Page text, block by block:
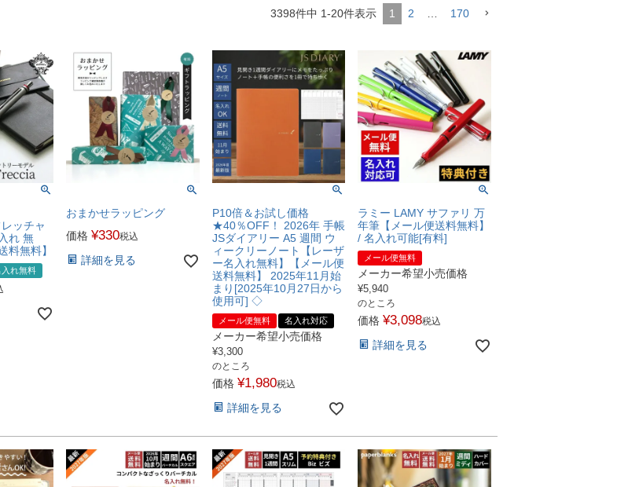
3398件中 1-20件表示 1 2 170
ッチャ
れ 無
料無料】
入れ無料
おまかせラッピング
価格 ¥330税込
詳細を見る
P10倍＆お試し価格
★40％OFF！ 2026年 手帳
JSダイアリー A5 週間 ウ
ィークリーノート【レーザ
ー名入れ無料】【メール便
送料無料】 2025年11月始
まり[2025年10月27日から
使用可] ◇
メール便無料 名入れ対応
メーカー希望小売価格
¥3,300
のところ
価格 ¥1,980税込
詳細を見る
ラミー LAMY サファリ 万
年筆【メール便送料無料】
/ 名入れ可能[有料]
メール便無料
メーカー希望小売価格
¥5,940
のところ
価格 ¥3,098税込
詳細を見る